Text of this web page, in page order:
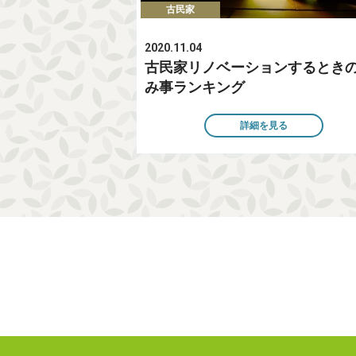
古民家
2020.11.04
古民家リノベーションするとき
み事ランキング
詳細を見る